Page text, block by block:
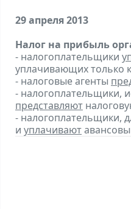
29 апреля 2013
Налог на прибыль
- налогоплательщики
уплачивающих только
- налоговые агенты
- налогоплательщики,
представляют
- налогоплательщики,
и уплачивают